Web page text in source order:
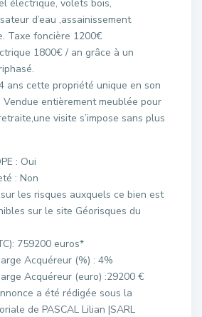
électrique, volets bois,
d’eau ,assainissement
Taxe foncière 1200€
1800€ / an grâce à un
ans cette propriété unique en son
entièrement meublée pour
visite s’impose sans plus
: Oui
: Non
les risques auxquels ce bien est
sur le site Géorisques du
759200 euros*
Acquéreur (%) : 4%
Acquéreur (euro) :29200 €
a été rédigée sous la
de PASCAL Lilian |SARL